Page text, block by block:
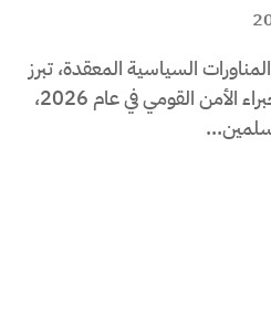
السياسية المعقدة، تبرز
حقيقة واحدة يجمع عليها خبراء الأمن القومي في عام 2026،